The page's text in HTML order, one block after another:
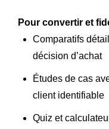
Pour convertir et
Comparatifs
décision d’achat
Études de cas
client identifiable
Quiz et